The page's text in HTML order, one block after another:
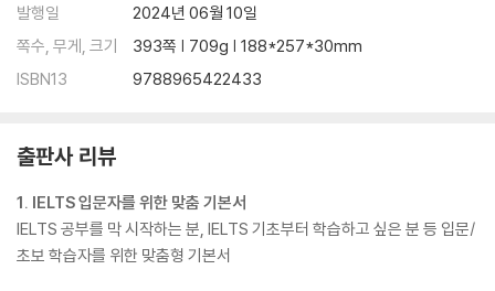
4th Week 리스닝 실전 대비하기
2일 Progressive Test 2
4일 Progressive Test 4
5일 Progressive Test 5
6일 Progressive Test 6
Actual TEST
발행일
2024년 06월 10일
쪽수, 무게, 크기
393쪽 | 709g | 188*257*30mm
ISBN13
9788965422433
출판사 리뷰
1. IELTS 입문자를 위한 맞춤 기본서
IELTS 공부를 막 시작하는 분, IELTS 기초부터 학습하고 싶은 분 등 입문/
초보 학습자를 위한 맞춤형 기본서